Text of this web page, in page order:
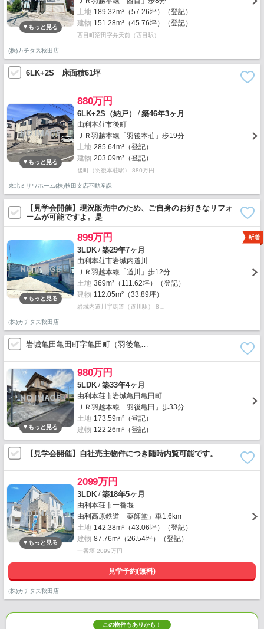
土地 189.32m²（57.26坪）（登記）
建物 151.28m²（45.76坪）（登記）
西目町沼田字弁天前（西目駅） …
(株)カチタス秋田店
6LK+2S 床面積61坪
880万円
6LK+2S（納戸） /築46年3ヶ月
由利本荘市後町
ＪＲ羽越本線「羽後本荘」歩19分
土地 285.64m²（登記）
建物 203.09m²（登記）
後町（羽後本荘駅） 880万円
東北ミサワホーム(株)秋田支店不動産課
【見学会開催】現況販売中のため、ご自身のお好きなリフォ
ームが可能ですよ。是
899万円
3LDK /築29年7ヶ月
由利本荘市岩城内道川
ＪＲ羽越本線「道川」歩12分
土地 369m²（111.62坪）（登記）
建物 112.05m²（33.89坪）
岩城内道川字馬道（道川駅） 8…
(株)カチタス秋田店
岩城亀田亀田町字亀田町（羽後亀…
980万円
5LDK /築33年4ヶ月
由利本荘市岩城亀田亀田町
ＪＲ羽越本線「羽後亀田」歩33分
土地 173.59m²（登記）
建物 122.26m²（登記）
【見学会開催】自社売主物件につき随時内覧可能です。
2099万円
3LDK /築18年5ヶ月
由利本荘市一番堰
由利高原鉄道「薬師堂」車1.6km
土地 142.38m²（43.06坪）（登記）
建物 87.76m²（26.54坪）（登記）
一番堰 2099万円
見学予約(無料)
(株)カチタス秋田店
この物件もありかも！